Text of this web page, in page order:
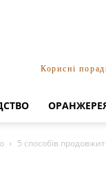
Корисні
5 способів